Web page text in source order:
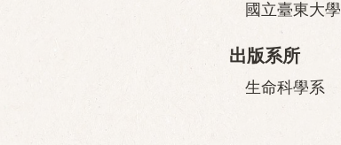
國立臺東大學
出版系所
生命科學系